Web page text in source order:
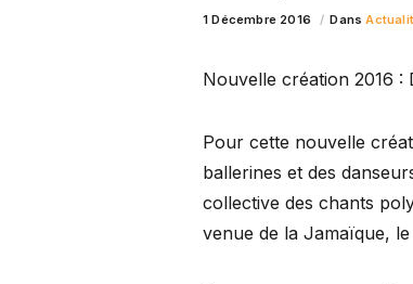
1 Décembre 2016 Dans
Nouvelle création 2016
Pour cette nouvelle
ballerines et des
collective des chants
venue de la Jamaïque,